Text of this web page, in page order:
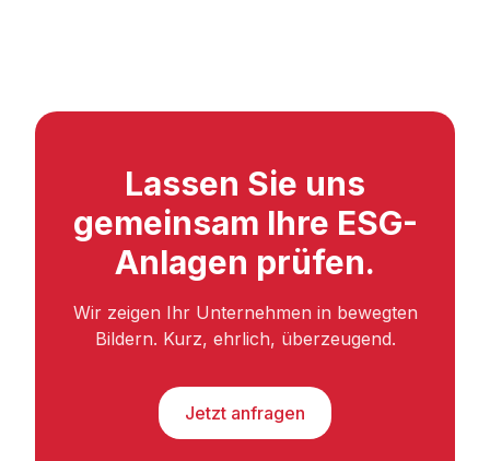
Lassen Sie uns
gemeinsam Ihre ESG-
Anlagen prüfen.
Wir zeigen Ihr Unternehmen in bewegten
Bildern. Kurz, ehrlich, überzeugend.
Jetzt anfragen